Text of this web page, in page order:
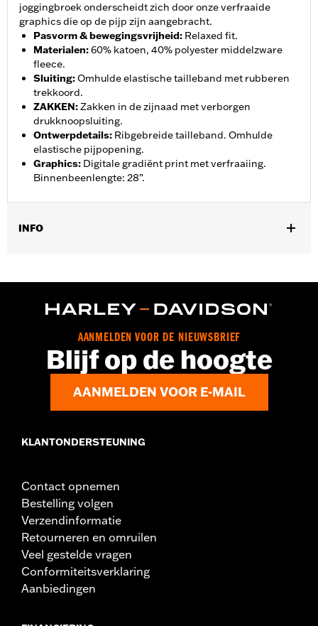
joggingbroek onderscheidt zich door onze verfraaide
graphics die op de pijp zijn aangebracht.
Pasvorm & bewegingsvrijheid: Relaxed fit.
Materialen:60% katoen, 40% polyester middelzware
fleece.
Sluiting:Omhulde elastische tailleband met rubberen
trekkoord.
ZAKKEN:Zakken in de zijnaad met verborgen
drukknoopsluiting.
Ontwerpdetails: Ribgebreide tailleband. Omhulde
elastische pijpopening.
Graphics: Digitale gradiënt print met verfraaiing.
Binnenbeenlengte: 28”.
INFO
GARANTIE:2 jaar beperkte garantie – Ga naarwww.h-
Herkomst:Geïmporteerd
AANMELDEN VOOR DE NIEUWSBRIEF
Blijf op de hoogte
AANMELDEN VOOR E-MAIL
KLANTONDERSTEUNING
Contact opnemen
Bestelling volgen
Verzendinformatie
Retourneren en omruilen
Veel gestelde vragen
Conformiteitsverklaring
Aanbiedingen